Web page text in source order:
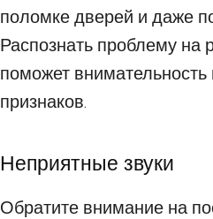
поломке дверей и даже
Распознать проблему на
поможет
признаков.
Неприятные звуки
Обратите внимание на